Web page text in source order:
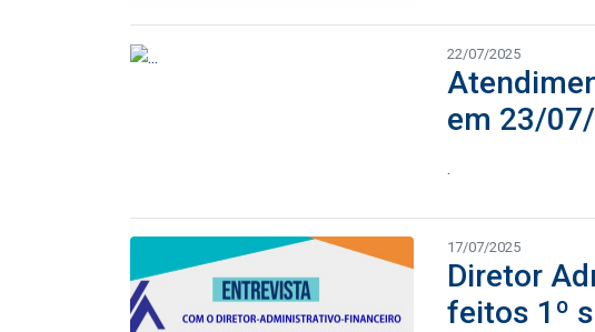
22/07/2025
em 23/
.
17/07/2025
Diretor
feitos 1º